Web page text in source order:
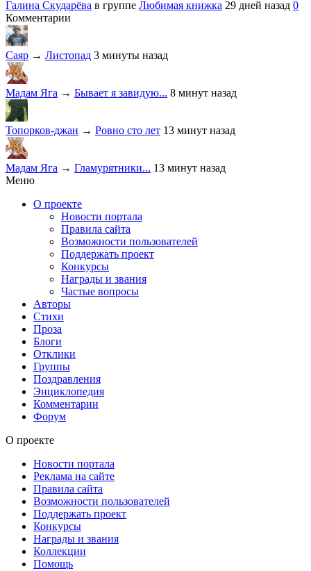
Галина Скударёва в группе Любимая книжка 29 дней назад 0
Комментарии
Саяр → Листопад 3 минуты назад
Мадам Яга → Бывает я завидую... 8 минут назад
Топорков-джан → Ровно сто лет 13 минут назад
Мадам Яга → Гламурятники... 13 минут назад
Меню
О проекте
Новости портала
Правила сайта
Возможности пользователей
Поддержать проект
Конкурсы
Награды и звания
Частые вопросы
Авторы
Стихи
Проза
Блоги
Отклики
Группы
Поздравления
Энциклопедия
Комментарии
Форум
О проекте
Новости портала
Реклама на сайте
Правила сайта
Возможности пользователей
Поддержать проект
Конкурсы
Награды и звания
Коллекции
Помощь